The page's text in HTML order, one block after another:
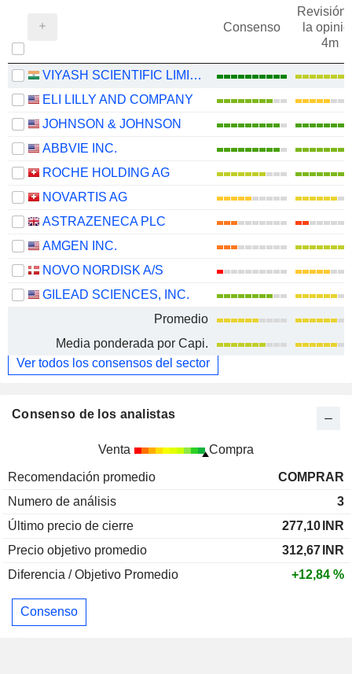
Consenso
Revisión
la
4m
VIYASH SCIENTIFIC LIMITED
ELI LILLY AND COMPANY
JOHNSON & JOHNSON
ABBVIE INC.
ROCHE HOLDING AG
NOVARTIS AG
ASTRAZENECA PLC
AMGEN INC.
NOVO NORDISK A/S
GILEAD SCIENCES, INC.
Promedio
Media ponderada por Capi.
Ver todos los consensos del sector
Consenso de los analistas
Venta Compra
Recomendación promedio
COMPRAR
Numero de análisis
3
Último precio de cierre
277,10 INR
Precio objetivo promedio
312,67 INR
Diferencia / Objetivo Promedio
+12,84 %
Consenso